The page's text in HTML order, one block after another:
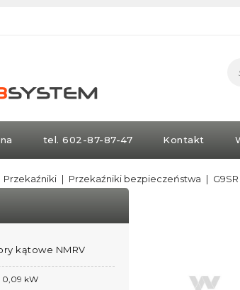
tel. 602-87-87-47 Kontakt
Przekaźniki Przekaźniki bezpieczeństwa
kątowe NMRV
0,09 kW